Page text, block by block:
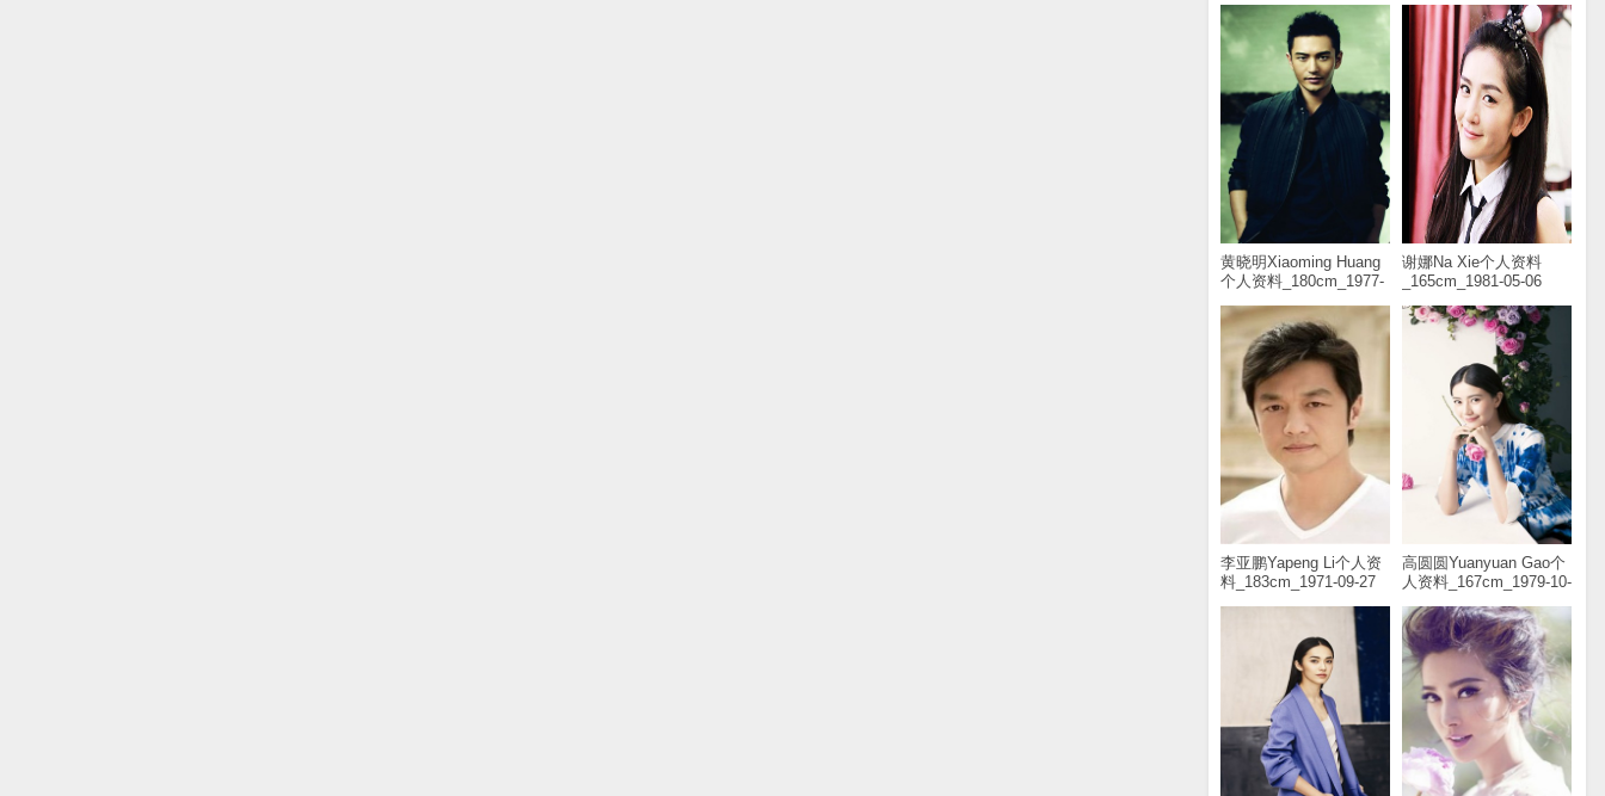
黄晓明Xiaoming Huang
个人资料_180cm_1977-
谢娜Na Xie个人资料
_165cm_1981-05-06
李亚鹏Yapeng Li个人资
料_183cm_1971-09-27
高圆圆Yuanyuan Gao个
人资料_167cm_1979-10-